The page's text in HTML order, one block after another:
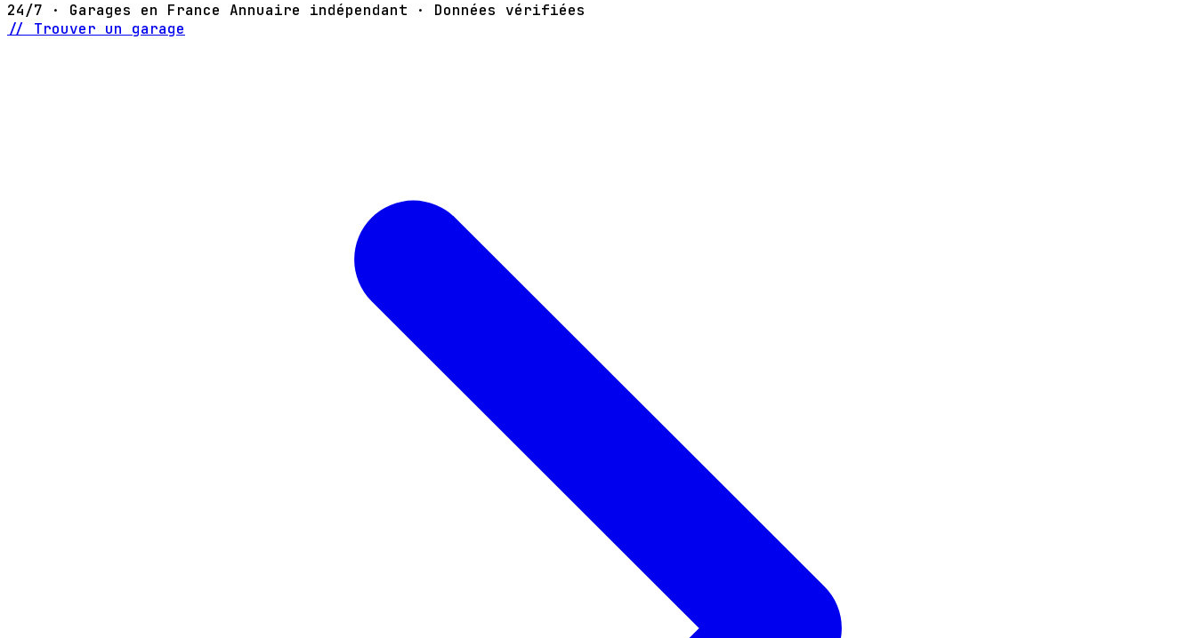
24/7 · Garages en France Annuaire indépendant · Données vérifiées
// Trouver un garage